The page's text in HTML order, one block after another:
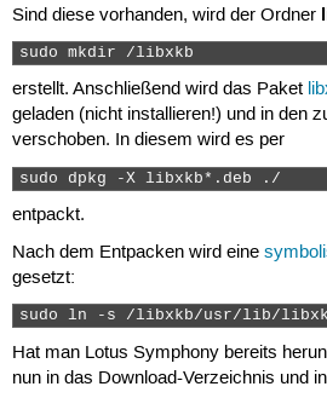
Sind diese vorhanden, wird der Ordner
sudo mkdir /libxkb
erstellt. Anschließend wird das Paket
geladen (nicht installieren!) und in den
verschoben. In diesem wird es per
sudo dpkg -X libxkb*.deb ./
entpackt.
Nach dem Entpacken wird eine
gesetzt:
sudo ln -s /libxkb/usr/lib/
Hat man Lotus Symphony bereits
nun in das Download-Verzeichnis und